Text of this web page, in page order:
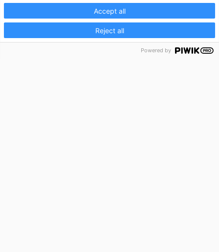
Accept all
Reject all
Powered by